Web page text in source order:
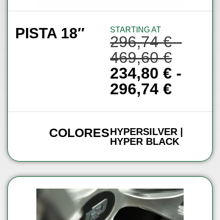
PISTA 18″ STARTING AT
296,74€ -
469,60€
234,80€ -
296,74€
COLORESHYPERSILVER |
HYPER BLACK